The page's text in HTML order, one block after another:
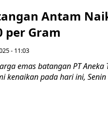
Antam
per Gram
- 11:03
emas batangan PT
kenaikan pada hari ini,